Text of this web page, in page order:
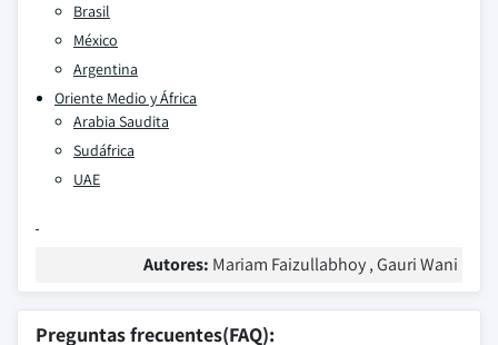
Brasil
México
Argentina
Oriente Medio y África
Arabia Saudita
Sudáfrica
UAE
Autores: Mariam Faizullabhoy , Gauri Wani
Preguntas frecuentes(FAQ):